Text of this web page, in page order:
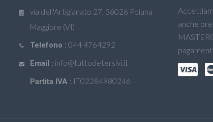
via dell'Artigianato 27, 36026 Poiana
Maggiore (VI)
Telefono : 044 4764292
Email : info@tuttodetersivi.it
Partita IVA : IT02284980246
anche